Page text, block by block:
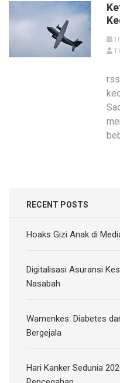
RECENT POSTS
Hoaks Gizi Anak di
Digitalisasi Asuransi
Nasabah
Wamenkes: Diabetes
Bergejala
Hari Kanker Sedunia